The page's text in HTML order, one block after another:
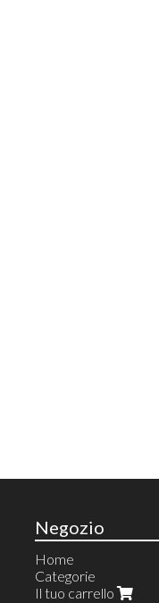
Negozio
Home
Categorie
Il tuo carrello